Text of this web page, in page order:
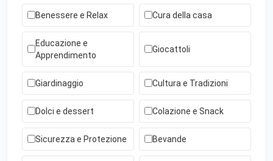
Benessere e Relax Cura della casa
Educazione e
Apprendimento
Giocattoli
Giardinaggio Cultura e Tradizioni
Dolci e dessert Colazione e Snack
Sicurezza e Protezione Bevande